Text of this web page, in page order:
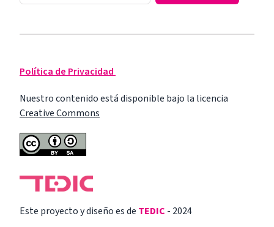
Política de Privacidad
Nuestro contenido está disponible bajo la licencia
Creative Commons
Este proyecto y diseño es de TEDIC - 2024